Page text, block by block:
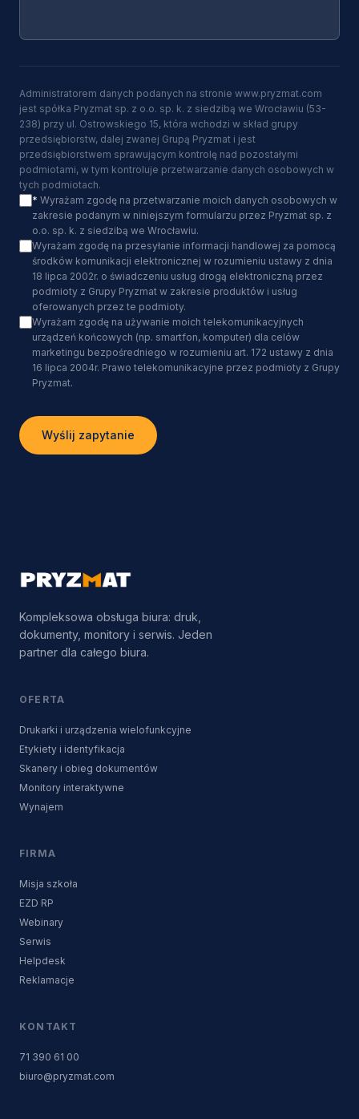
Administratorem danych podanych na stronie www.pryzmat.com
jest spółka Pryzmat sp. z o.o. sp. k. z siedzibą we Wrocławiu (53-
238) przy ul. Ostrowskiego 15, która wchodzi w skład grupy
przedsiębiorstw, dalej zwanej Grupą Pryzmat i jest
przedsiębiorstwem sprawującym kontrolę nad pozostałymi
podmiotami, w tym kontroluje przetwarzanie danych osobowych w
tych podmiotach.
* Wyrażam zgodę na przetwarzanie moich danych osobowych w
zakresie podanym w niniejszym formularzu przez Pryzmat sp. z
o.o. sp. k. z siedzibą we Wrocławiu.
Wyrażam zgodę na przesyłanie informacji handlowej za pomocą
środków komunikacji elektronicznej w rozumieniu ustawy z dnia
18 lipca 2002r. o świadczeniu usług drogą elektroniczną przez
podmioty z Grupy Pryzmat w zakresie produktów i usług
oferowanych przez te podmioty.
Wyrażam zgodę na używanie moich telekomunikacyjnych
urządzeń końcowych (np. smartfon, komputer) dla celów
marketingu bezpośredniego w rozumieniu art. 172 ustawy z dnia
16 lipca 2004r. Prawo telekomunikacyjne przez podmioty z Grupy
Pryzmat.
Wyślij zapytanie
Kompleksowa obsługa biura: druk,
dokumenty, monitory i serwis. Jeden
partner dla całego biura.
OFERTA
Drukarki i urządzenia wielofunkcyjne
Etykiety i identyfikacja
Skanery i obieg dokumentów
Monitory interaktywne
Wynajem
FIRMA
Misja szkoła
EZD RP
Webinary
Serwis
Helpdesk
Reklamacje
KONTAKT
71 390 61 00
biuro@pryzmat.com